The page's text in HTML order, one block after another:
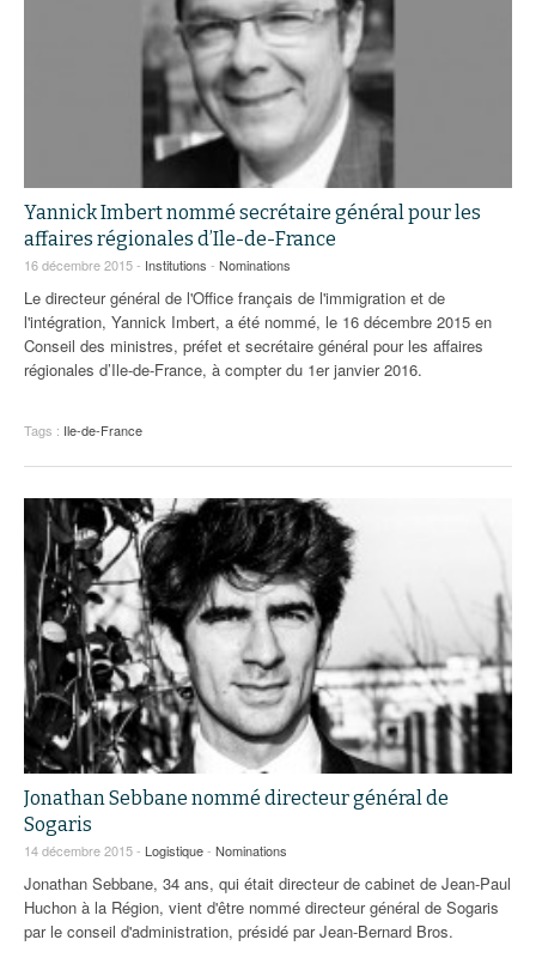
Yannick Imbert nommé secrétaire général pour les
affaires régionales d’Ile-de-France
16 décembre 2015 - Institutions - Nominations
Le directeur général de l'Office français de l'immigration et de
l'intégration, Yannick Imbert, a été nommé, le 16 décembre 2015 en
Conseil des ministres, préfet et secrétaire général pour les affaires
régionales d’Ile-de-France, à compter du 1er janvier 2016.
Tags : Ile-de-France
Jonathan Sebbane nommé directeur général de
Sogaris
14 décembre 2015 - Logistique- Nominations
Jonathan Sebbane, 34 ans, qui était directeur de cabinet de Jean-Paul
Huchon à la Région, vient d'être nommé directeur général de Sogaris
par le conseil d'administration, présidé par Jean-Bernard Bros.